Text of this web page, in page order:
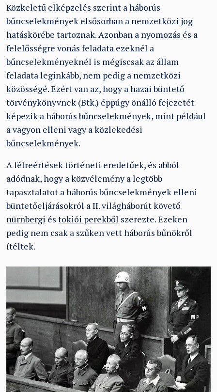
Közkeletű elképzelés szerint a háborús
bűncselekmények elsősorban a nemzetközi jog
hatáskörébe tartoznak. Azonban a nyomozás és a
felelősségre vonás feladata ezeknél a
bűncselekményeknél is mégiscsak az állam
feladata leginkább, nem pedig a nemzetközi
közösségé. Ezért van az, hogy a hazai büntető
törvénykönyvnek (Btk.) éppúgy önálló fejezetét
képezik a háborús bűncselekmények, mint például
a vagyon elleni vagy a közlekedési
bűncselekmények.
A félreértések történeti eredetűek, és abból
adódnak, hogy a közvélemény a legtöbb
tapasztalatot a háborús bűncselekmények elleni
büntetőeljárásokról a II. világháborút követő
nürnbergi éstokiói perekből szerezte. Ezeken
pedig nem csak a szűken vett háborús bűnökről
ítéltek.